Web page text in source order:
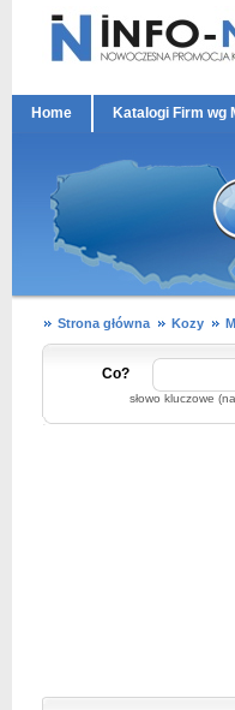
Home Katalogi Firm wg
Strona główna Kozy
Co?
słowo kluczowe